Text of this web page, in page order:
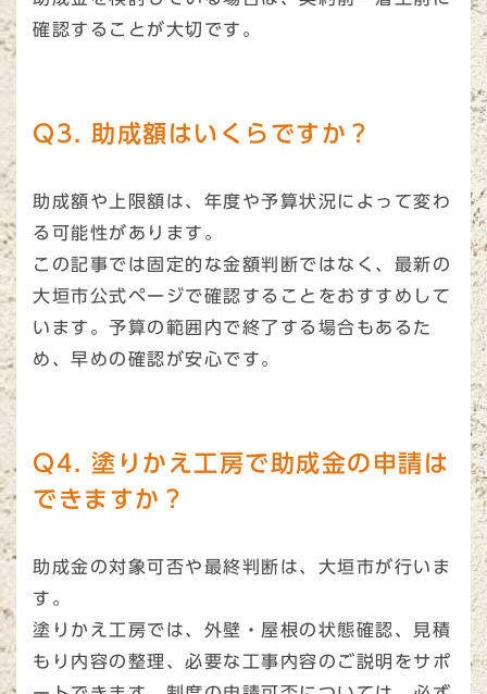
確認することが大切です。
Q3. 助成額はいくらですか？
助成額や上限額は、年度や予算状況によって変わ
る可能性があります。
この記事では固定的な金額判断ではなく、最新の
大垣市公式ページで確認することをおすすめして
います。予算の範囲内で終了する場合もあるた
め、早めの確認が安心です。
Q4. 塗りかえ工房で助成金の申請は
できますか？
助成金の対象可否や最終判断は、大垣市が行いま
す。
塗りかえ工房では、外壁・屋根の状態確認、見積
もり内容の整理、必要な工事内容のご説明をサポ